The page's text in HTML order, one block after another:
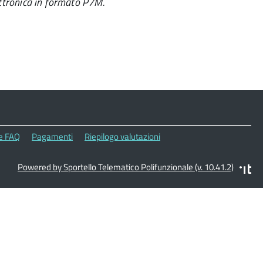
FAQ Pagamenti
Riepilogo valutazioni
Powered by Sportello Telematico Polifunzionale (v. 10.41.2)